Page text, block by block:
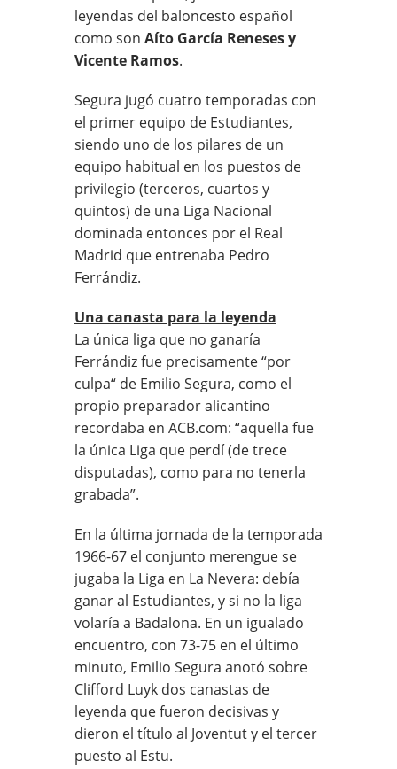
leyendas del baloncesto español
como son Aíto García Reneses y
Vicente Ramos.
Segura jugó cuatro temporadas con
el primer equipo de Estudiantes,
siendo uno de los pilares de un
equipo habitual en los puestos de
privilegio (terceros, cuartos y
quintos) de una Liga Nacional
dominada entonces por el Real
Madrid que entrenaba Pedro
Ferrándiz.
Una canasta para la leyenda
La única liga que no ganaría
Ferrándiz fue precisamente “por
culpa“ de Emilio Segura, como el
propio preparador alicantino
recordaba en ACB.com: “aquella fue
la única Liga que perdí (de trece
disputadas), como para no tenerla
grabada”.
En la última jornada de la temporada
1966-67 el conjunto merengue se
jugaba la Liga en La Nevera: debía
ganar al Estudiantes, y si no la liga
volaría a Badalona. En un igualado
encuentro, con 73-75 en el último
minuto, Emilio Segura anotó sobre
Clifford Luyk dos canastas de
leyenda que fueron decisivas y
dieron el título al Joventut y el tercer
puesto al Estu.